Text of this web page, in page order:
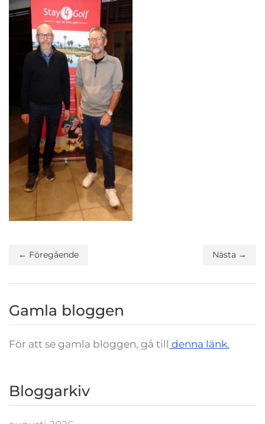
← Föregående Nästa →
Gamla bloggen
För att se gamla bloggen, gå till denna länk.
Bloggarkiv